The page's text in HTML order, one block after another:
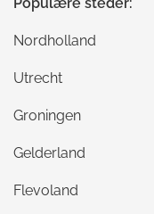
Nordholland
Utrecht
Groningen
Gelderland
Flevoland